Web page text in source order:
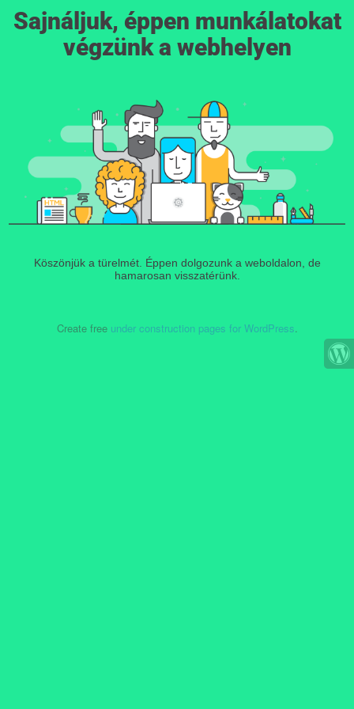
Sajnáljuk, éppen munkálatokat
végzünk a webhelyen
Köszönjük a türelmét. Éppen dolgozunk a weboldalon, de
hamarosan visszatérünk.
Create free under construction pages for WordPress.